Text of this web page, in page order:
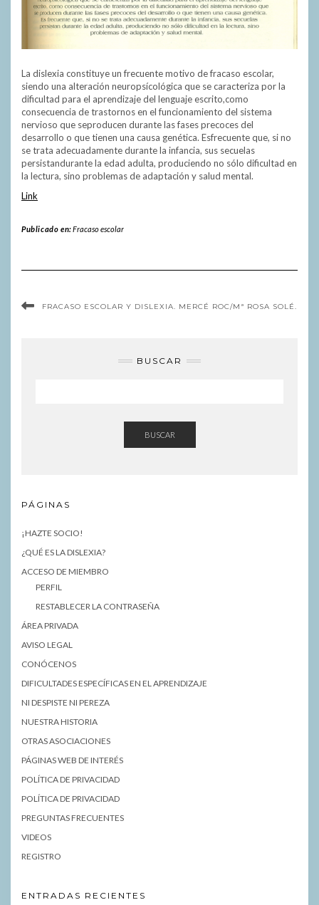
La dislexia constituye un frecuente motivo de fracaso escolar,
siendo una alteración neuropsícológica que se caracteriza por la
dificultad para el aprendizaje del lenguaje escrito,como
consecuencia de trastornos en el funcionamiento del sistema
nervioso que seproducen durante las fases precoces del
desarrollo o que tienen una causa genética. Esfrecuente que, si no
se trata adecuadamente durante la infancia, sus secuelas
persistandurante la edad adulta, produciendo no sólo dificultad en
la lectura, sino problemas de adaptación y salud mental.
Link
Publicado en:Fracaso escolar
FRACASO ESCOLAR Y DISLEXIA. MERCÉ ROC/Mª ROSA SOLÉ.
BUSCAR
BUSCAR
PÁGINAS
¡HAZTE SOCIO!
¿QUÉ ES LA DISLEXIA?
ACCESO DE MIEMBRO
PERFIL
RESTABLECER LA CONTRASEÑA
ÁREA PRIVADA
AVISO LEGAL
CONÓCENOS
DIFICULTADES ESPECÍFICAS EN EL APRENDIZAJE
NI DESPISTE NI PEREZA
NUESTRA HISTORIA
OTRAS ASOCIACIONES
PÁGINAS WEB DE INTERÉS
POLÍTICA DE PRIVACIDAD
POLÍTICA DE PRIVACIDAD
PREGUNTAS FRECUENTES
VIDEOS
REGISTRO
ENTRADAS RECIENTES